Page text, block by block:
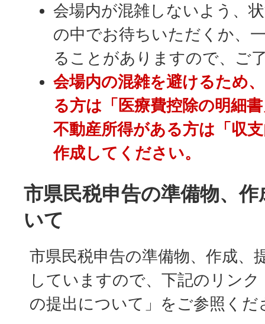
会場内が混雑しないよう、
の中でお待ちいただくか、
ることがありますので、ご
会場内の混雑を避けるため
る方は「医療費控除の明細
不動産所得がある方は「収
作成してください。
市県民税申告の準備物、
いて
市県民税申告の準備物、作成、
していますので、下記のリンク
の提出について」をご参照くだ